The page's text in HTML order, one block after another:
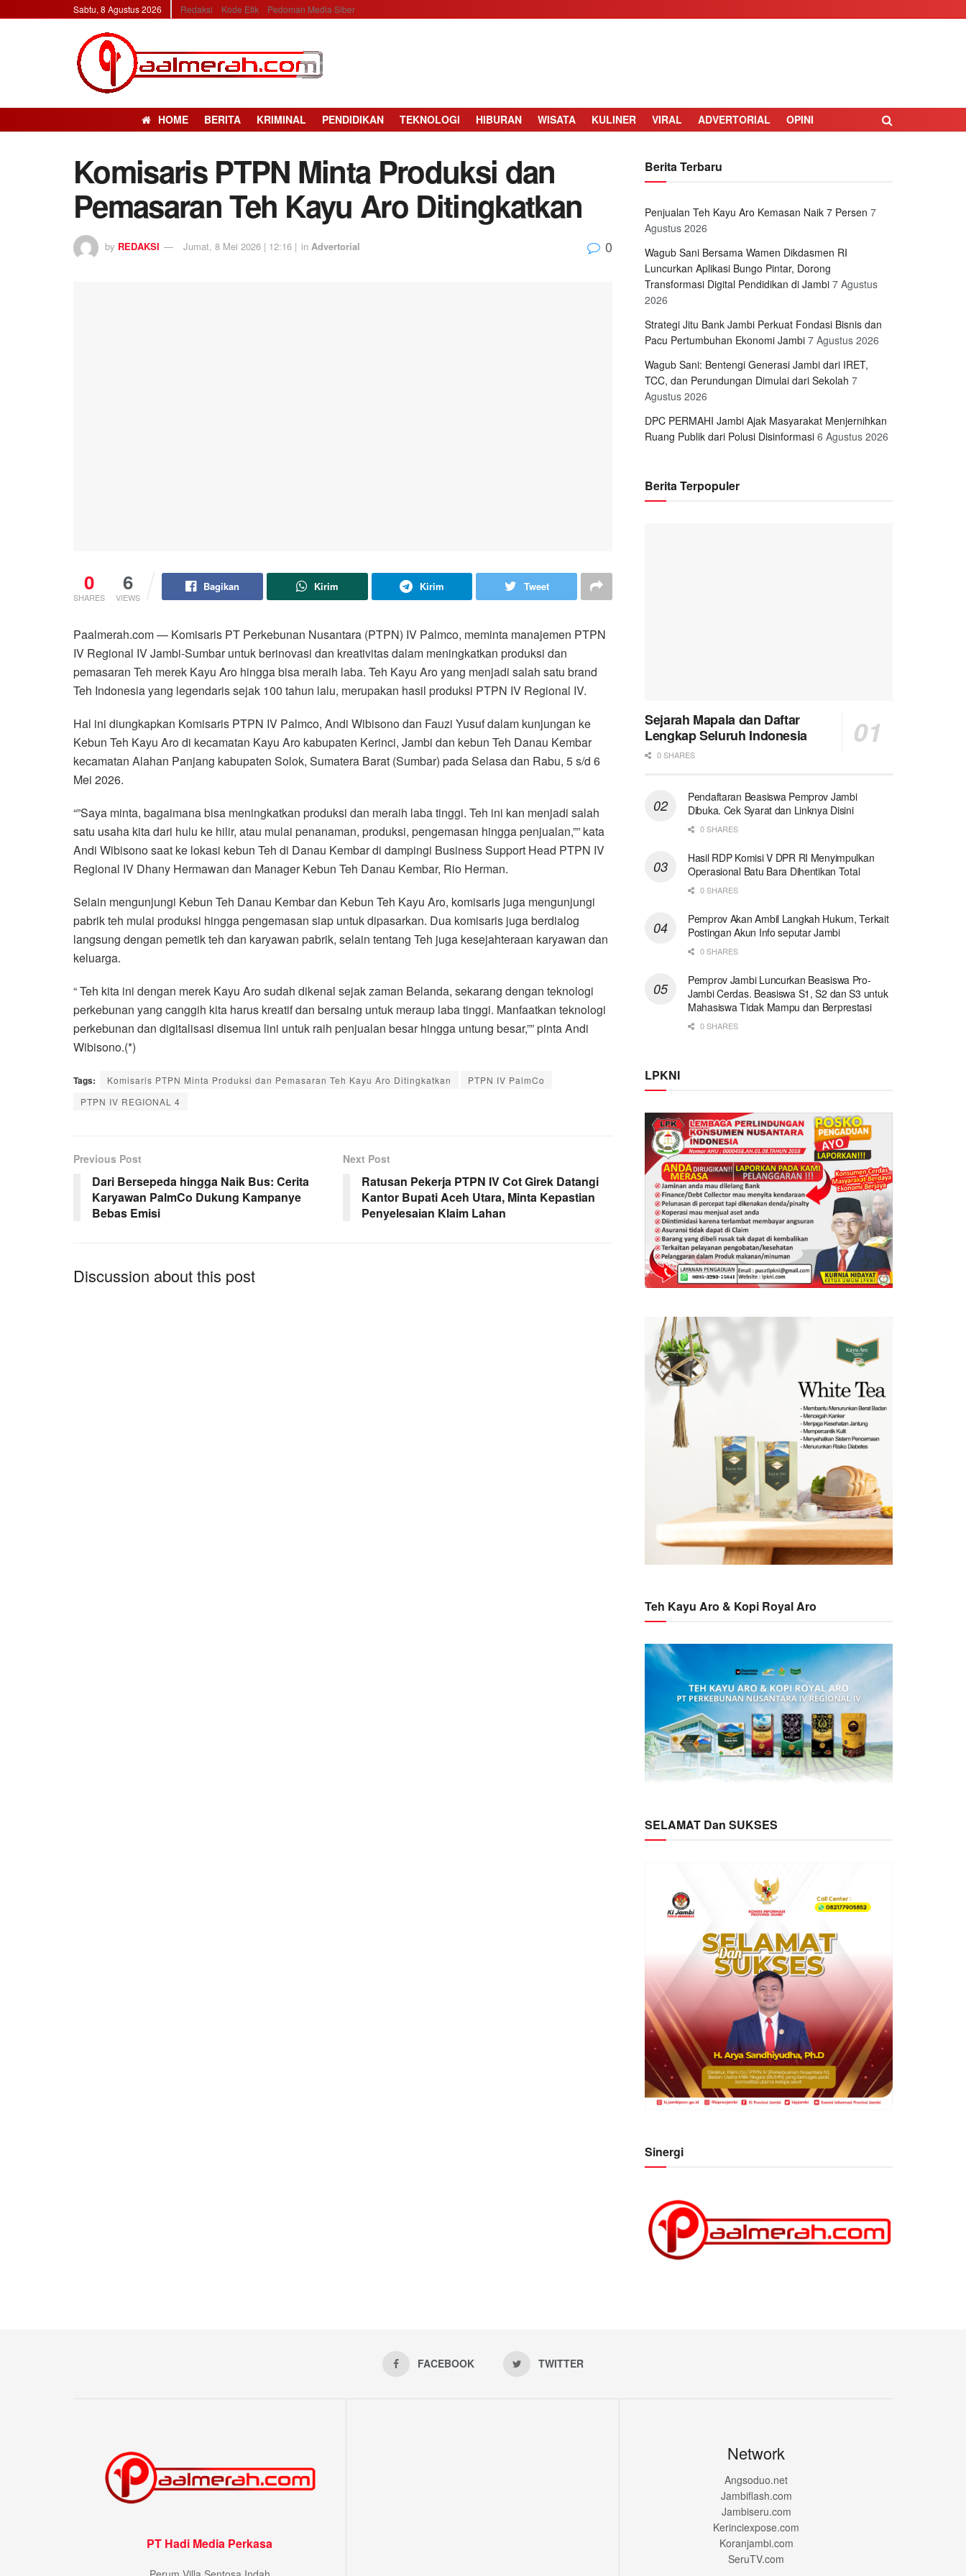
Sabtu, 8 Agustus 2026 Redaksi Kode Etik Pedoman Media Siber
HOME BERITA KRIMINAL PENDIDIKAN TEKNOLOGI HIBURAN WISATA KULINER VIRAL ADVERTORIAL OPINI
Komisaris PTPN Minta Produksi dan
Pemasaran Teh Kayu Aro Ditingkatkan
by REDAKSI Jumat, 8 Mei 2026 | 12:16 | in Advertorial 0
0
SHARES
6
VIEWS
Bagikan Kirim Kirim Tweet
Paalmerah.com — Komisaris PT Perkebunan Nusantara (PTPN) IV Palmco, meminta manajemen PTPN
IV Regional IV Jambi-Sumbar untuk berinovasi dan kreativitas dalam meningkatkan produksi dan
pemasaran Teh merek Kayu Aro hingga bisa meraih laba. Teh Kayu Aro yang menjadi salah satu brand
Teh Indonesia yang legendaris sejak 100 tahun lalu, merupakan hasil produksi PTPN IV Regional IV.
Hal ini diungkapkan Komisaris PTPN IV Palmco, Andi Wibisono dan Fauzi Yusuf dalam kunjungan ke
Kebun Teh Kayu Aro di kecamatan Kayu Aro kabupaten Kerinci, Jambi dan kebun Teh Danau Kembar
kecamatan Alahan Panjang kabupaten Solok, Sumatera Barat (Sumbar) pada Selasa dan Rabu, 5 s/d 6
Mei 2026.
“”Saya minta, bagaimana bisa meningkatkan produksi dan meraih laba tinggi. Teh ini kan menjadi salah
satu usaha kita dari hulu ke hilir, atau mulai penanaman, produksi, pengemasan hingga penjualan,”” kata
Andi Wibisono saat ke lokasi kebun Teh di Danau Kembar di dampingi Business Support Head PTPN IV
Regional IV Dhany Hermawan dan Manager Kebun Teh Danau Kembar, Rio Herman.
Selain mengunjungi Kebun Teh Danau Kembar dan Kebun Teh Kayu Aro, komisaris juga mengunjungi
pabrik teh mulai produksi hingga pengemasan siap untuk dipasarkan. Dua komisaris juga berdialog
langsung dengan pemetik teh dan karyawan pabrik, selain tentang Teh juga kesejahteraan karyawan dan
keluarga.
“ Teh kita ini dengan merek Kayu Aro sudah dikenal sejak zaman Belanda, sekarang dengan teknologi
perkebunan yang canggih kita harus kreatif dan bersaing untuk meraup laba tinggi. Manfaatkan teknologi
perkebunan dan digitalisasi disemua lini untuk raih penjualan besar hingga untung besar,”” pinta Andi
Wibisono.(*)
Tags: Komisaris PTPN Minta Produksi dan Pemasaran Teh Kayu Aro Ditingkatkan
PTPN IV PalmCo
PTPN IV REGIONAL 4
Previous Post
Dari Bersepeda hingga Naik Bus: Cerita
Karyawan PalmCo Dukung Kampanye
Bebas Emisi
Next Post
Ratusan Pekerja PTPN IV Cot Girek Datangi
Kantor Bupati Aceh Utara, Minta Kepastian
Penyelesaian Klaim Lahan
Discussion about this post
Berita Terbaru
Penjualan Teh Kayu Aro Kemasan Naik 7 Persen 7
Agustus 2026
Wagub Sani Bersama Wamen Dikdasmen RI
Luncurkan Aplikasi Bungo Pintar, Dorong
Transformasi Digital Pendidikan di Jambi 7 Agustus
2026
Strategi Jitu Bank Jambi Perkuat Fondasi Bisnis dan
Pacu Pertumbuhan Ekonomi Jambi 7 Agustus 2026
Wagub Sani: Bentengi Generasi Jambi dari IRET,
TCC, dan Perundungan Dimulai dari Sekolah 7
Agustus 2026
DPC PERMAHI Jambi Ajak Masyarakat Menjernihkan
Ruang Publik dari Polusi Disinformasi 6 Agustus 2026
Berita Terpopuler
Sejarah Mapala dan Daftar
Lengkap Seluruh Indonesia
0 SHARES
Pendaftaran Beasiswa Pemprov Jambi
Dibuka. Cek Syarat dan Linknya Disini
0 SHARES
Hasil RDP Komisi V DPR RI Menyimpulkan
Operasional Batu Bara Dihentikan Total
0 SHARES
Pemprov Akan Ambil Langkah Hukum, Terkait
Postingan Akun Info seputar Jambi
0 SHARES
Pemprov Jambi Luncurkan Beasiswa Pro-
Jambi Cerdas. Beasiswa S1, S2 dan S3 untuk
Mahasiswa Tidak Mampu dan Berprestasi
0 SHARES
LPKNI
Teh Kayu Aro & Kopi Royal Aro
SELAMAT Dan SUKSES
Sinergi
FACEBOOK TWITTER
PT Hadi Media Perkasa
Network
Angsoduo.net
Jambiflash.com
Jambiseru.com
Kerinciexpose.com
Koranjambi.com
SeruTV.com